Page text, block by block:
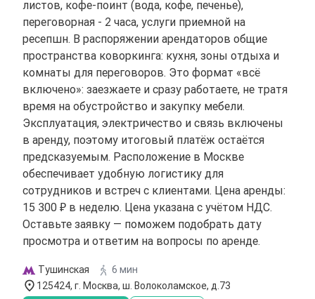
листов, кофе-поинт (вода, кофе, печенье),
переговорная - 2 часа, услуги приемной на
ресепшн. В распоряжении арендаторов общие
пространства коворкинга: кухня, зоны отдыха и
комнаты для переговоров. Это формат «всё
включено»: заезжаете и сразу работаете, не тратя
время на обустройство и закупку мебели.
Эксплуатация, электричество и связь включены
в аренду, поэтому итоговый платёж остаётся
предсказуемым. Расположение в Москве
обеспечивает удобную логистику для
сотрудников и встреч с клиентами. Цена аренды:
15 300 ₽ в неделю. Цена указана с учётом НДС.
Оставьте заявку — поможем подобрать дату
просмотра и ответим на вопросы по аренде.
Тушинская
6 мин
125424, г. Москва, ш. Волоколамское, д.73